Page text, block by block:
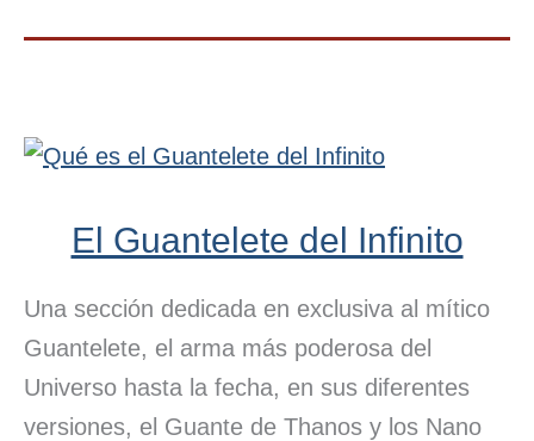
El Guantelete del Infinito
Una sección dedicada en exclusiva al mítico
Guantelete, el arma más poderosa del
Universo hasta la fecha, en sus diferentes
versiones, el Guante de Thanos y los Nano